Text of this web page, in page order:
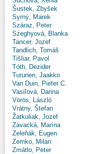
Šustek, Zbyšek
Syrný, Marek
Száraz, Peter
Szeghyová, Blanka
Tancer, Jozef
Tandlich, Tomáš
Tišliar, Pavol
Tóth, Dezider
Turunen, Jaakko
Van Duin, Pieter C.
Vasiľová, Darina
Vörös, László
Vrátny, Štefan
Žatkuliak, Jozef
Zavacká, Marína
Zeleňák, Eugen
Zemko, Milan
Zmátlo, Peter